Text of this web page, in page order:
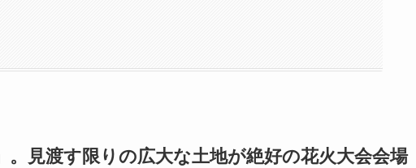
。見渡す限りの広大な土地が絶好の花火大会会場